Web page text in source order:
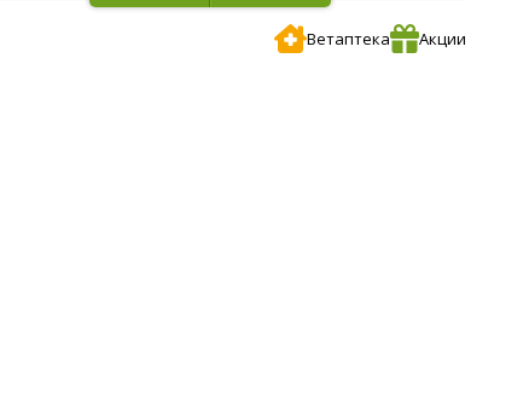
Ветаптека Акции